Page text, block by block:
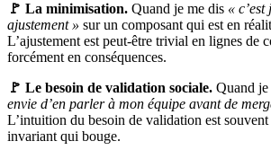
🚩 La minimisation. Quand je me dis «
ajustement » sur un composant qui est en
L’ajustement est peut-être trivial en lignes de
forcément en conséquences.
🚩 Le besoin de validation sociale. Quand je
envie d’en parler à mon équipe avant de
L’intuition du besoin de validation est
invariant qui bouge.